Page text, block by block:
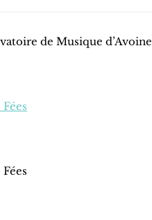
de Musique d’Avoine